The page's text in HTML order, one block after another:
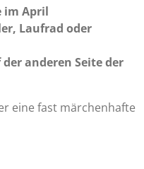
im April
Laufrad oder
anderen Seite der
eine fast märchenhafte